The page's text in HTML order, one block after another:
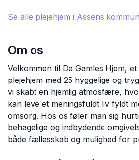
Se alle plejehjem i Assens
Om os
Velkommen til De Gamles Hjem,
plejehjem med 25 hyggelige og
vi skabt en hjemlig atmosfære,
kan leve et meningsfuldt liv fyldt
omsorg. Hos os føler man sig
behagelige og indbydende
både fællesskab og mulighed for